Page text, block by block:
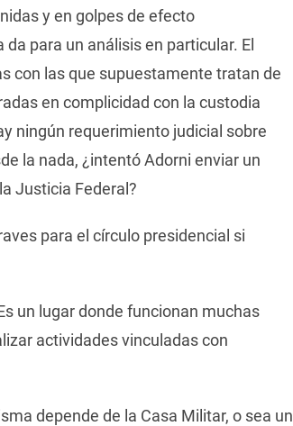
y en golpes de efecto
para un análisis en particular. El
con las que supuestamente tratan de
en complicidad con la custodia
ningún requerimiento judicial sobre
la nada, ¿intentó Adorni enviar un
Justicia Federal?
para el círculo presidencial si
un lugar donde funcionan muchas
actividades vinculadas con
depende de la Casa Militar, o sea un